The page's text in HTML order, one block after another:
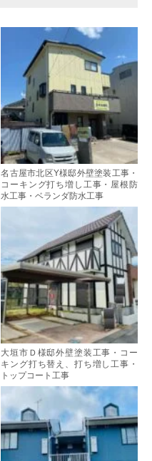
名古屋市北区Y様邸外壁塗装工事・
コーキング打ち増し工事・屋根防
水工事・ベランダ防水工事
大垣市Ｄ様邸外壁塗装工事・コー
キング打ち替え、打ち増し工事・
トップコート工事